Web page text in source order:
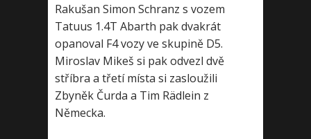
Rakušan Simon Schranz s vozem
Tatuus 1.4T Abarth pak dvakrát
opanoval F4 vozy ve skupině D5.
Miroslav Mikeš si pak odvezl dvě
stříbra a třetí místa si zasloužili
Zbyněk Čurda a Tim Rädlein z
Německa.